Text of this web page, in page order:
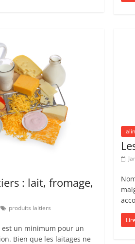
: lait, fromage,
produits laitiers
un minimum pour un
Bien que les laitages ne